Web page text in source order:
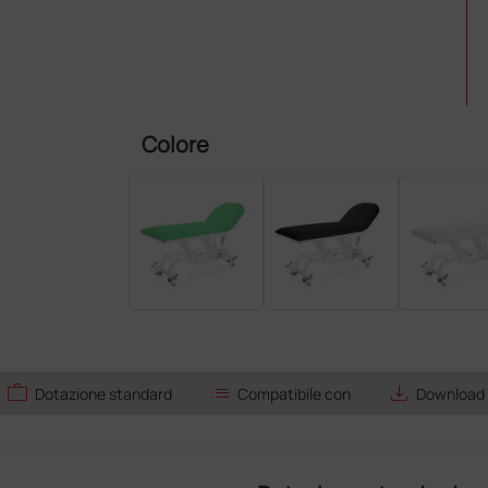
Colore
work Dotazione standard list Compatibile con save_alt Download